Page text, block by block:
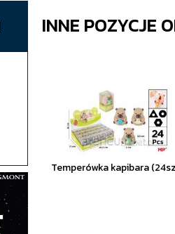
INNE POZYCJE
Temperówka kapibara